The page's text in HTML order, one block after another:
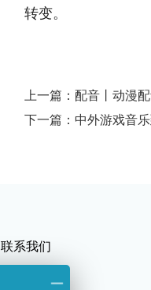
转变。
上一篇：配音丨动漫
下一篇：中外游戏音
联系我们